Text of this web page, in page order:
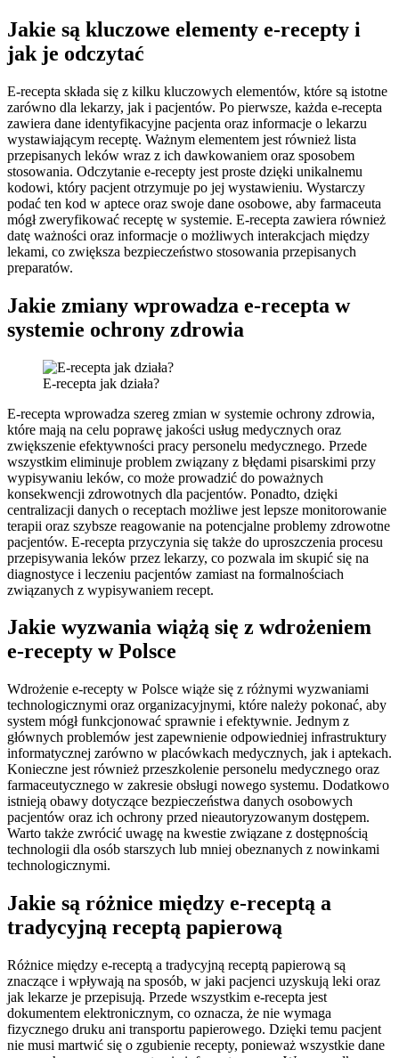
Jakie są kluczowe elementy e-recepty i
jak je odczytać
E-recepta składa się z kilku kluczowych elementów, które są istotne
zarówno dla lekarzy, jak i pacjentów. Po pierwsze, każda e-recepta
zawiera dane identyfikacyjne pacjenta oraz informacje o lekarzu
wystawiającym receptę. Ważnym elementem jest również lista
przepisanych leków wraz z ich dawkowaniem oraz sposobem
stosowania. Odczytanie e-recepty jest proste dzięki unikalnemu
kodowi, który pacjent otrzymuje po jej wystawieniu. Wystarczy
podać ten kod w aptece oraz swoje dane osobowe, aby farmaceuta
mógł zweryfikować receptę w systemie. E-recepta zawiera również
datę ważności oraz informacje o możliwych interakcjach między
lekami, co zwiększa bezpieczeństwo stosowania przepisanych
preparatów.
Jakie zmiany wprowadza e-recepta w
systemie ochrony zdrowia
E-recepta jak działa?
E-recepta wprowadza szereg zmian w systemie ochrony zdrowia,
które mają na celu poprawę jakości usług medycznych oraz
zwiększenie efektywności pracy personelu medycznego. Przede
wszystkim eliminuje problem związany z błędami pisarskimi przy
wypisywaniu leków, co może prowadzić do poważnych
konsekwencji zdrowotnych dla pacjentów. Ponadto, dzięki
centralizacji danych o receptach możliwe jest lepsze monitorowanie
terapii oraz szybsze reagowanie na potencjalne problemy zdrowotne
pacjentów. E-recepta przyczynia się także do uproszczenia procesu
przepisywania leków przez lekarzy, co pozwala im skupić się na
diagnostyce i leczeniu pacjentów zamiast na formalnościach
związanych z wypisywaniem recept.
Jakie wyzwania wiążą się z wdrożeniem
e-recepty w Polsce
Wdrożenie e-recepty w Polsce wiąże się z różnymi wyzwaniami
technologicznymi oraz organizacyjnymi, które należy pokonać, aby
system mógł funkcjonować sprawnie i efektywnie. Jednym z
głównych problemów jest zapewnienie odpowiedniej infrastruktury
informatycznej zarówno w placówkach medycznych, jak i aptekach.
Konieczne jest również przeszkolenie personelu medycznego oraz
farmaceutycznego w zakresie obsługi nowego systemu. Dodatkowo
istnieją obawy dotyczące bezpieczeństwa danych osobowych
pacjentów oraz ich ochrony przed nieautoryzowanym dostępem.
Warto także zwrócić uwagę na kwestie związane z dostępnością
technologii dla osób starszych lub mniej obeznanych z nowinkami
technologicznymi.
Jakie są różnice między e-receptą a
tradycyjną receptą papierową
Różnice między e-receptą a tradycyjną receptą papierową są
znaczące i wpływają na sposób, w jaki pacjenci uzyskują leki oraz
jak lekarze je przepisują. Przede wszystkim e-recepta jest
dokumentem elektronicznym, co oznacza, że nie wymaga
fizycznego druku ani transportu papierowego. Dzięki temu pacjent
nie musi martwić się o zgubienie recepty, ponieważ wszystkie dane